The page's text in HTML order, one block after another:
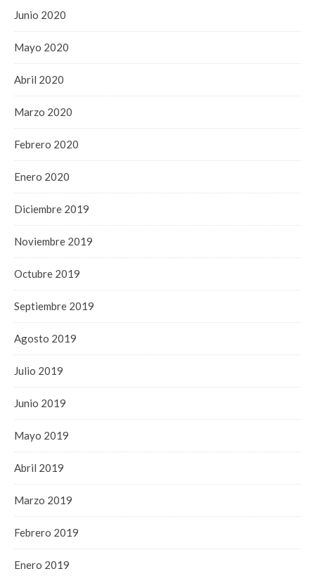
Junio 2020
Mayo 2020
Abril 2020
Marzo 2020
Febrero 2020
Enero 2020
Diciembre 2019
Noviembre 2019
Octubre 2019
Septiembre 2019
Agosto 2019
Julio 2019
Junio 2019
Mayo 2019
Abril 2019
Marzo 2019
Febrero 2019
Enero 2019